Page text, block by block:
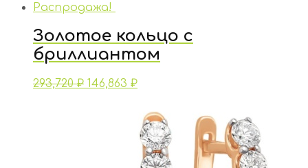
Распродажа!
Золотое кольцо с
бриллиантом
293,720₽ 146,863 ₽